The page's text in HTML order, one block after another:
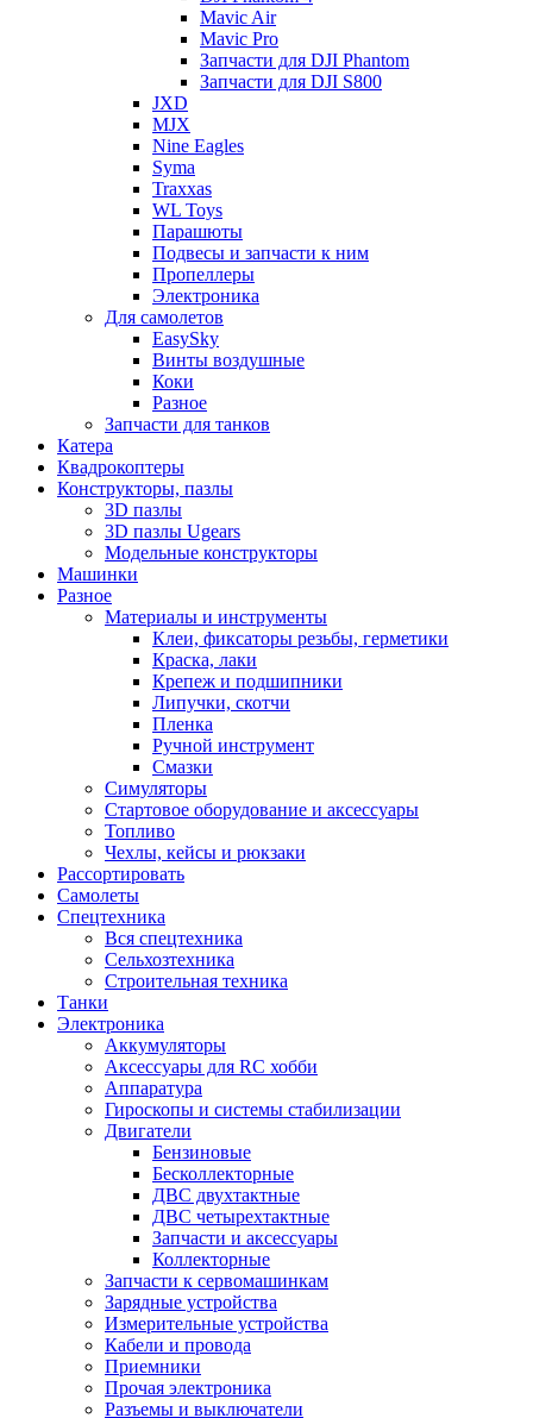
Mavic Air
Mavic Pro
Запчасти для DJI Phantom
Запчасти для DJI S800
JXD
MJX
Nine Eagles
Syma
Traxxas
WL Toys
Парашюты
Подвесы и запчасти к ним
Пропеллеры
Электроника
Для самолетов
EasySky
Винты воздушные
Коки
Разное
Запчасти для танков
Катера
Квадрокоптеры
Конструкторы, пазлы
3D пазлы
3D пазлы Ugears
Модельные конструкторы
Машинки
Разное
Материалы и инструменты
Клеи, фиксаторы резьбы, герметики
Краска, лаки
Крепеж и подшипники
Липучки, скотчи
Пленка
Ручной инструмент
Смазки
Симуляторы
Стартовое оборудование и аксессуары
Топливо
Чехлы, кейсы и рюкзаки
Рассортировать
Самолеты
Спецтехника
Вся спецтехника
Сельхозтехника
Строительная техника
Танки
Электроника
Аккумуляторы
Аксессуары для RC хобби
Аппаратура
Гироскопы и системы стабилизации
Двигатели
Бензиновые
Бесколлекторные
ДВС двухтактные
ДВС четырехтактные
Запчасти и аксессуары
Коллекторные
Запчасти к сервомашинкам
Зарядные устройства
Измерительные устройства
Кабели и провода
Приемники
Прочая электроника
Разъемы и выключатели